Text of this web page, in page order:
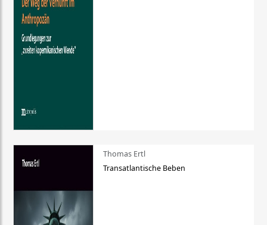
Thomas Ertl
Transatlantische Beben